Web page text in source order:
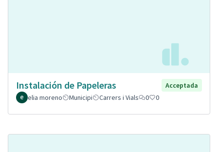
Instalación de Papeleras
Acceptada
elia moreno
Municipi Carrers i Vials 0 0